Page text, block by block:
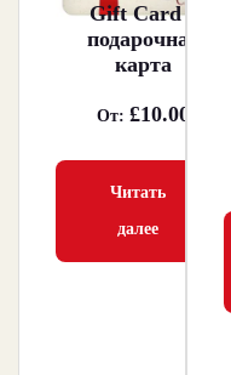
Gift Card –
подарочная
карта
От: £10.00
Читать
далее